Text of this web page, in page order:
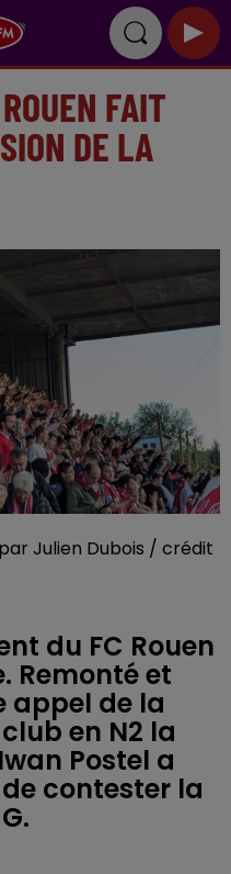
FAIT
DE LA
Julien Dubois / crédit
du FC Rouen
Remonté et
appel de la
en N2 la
Postel a
contester la